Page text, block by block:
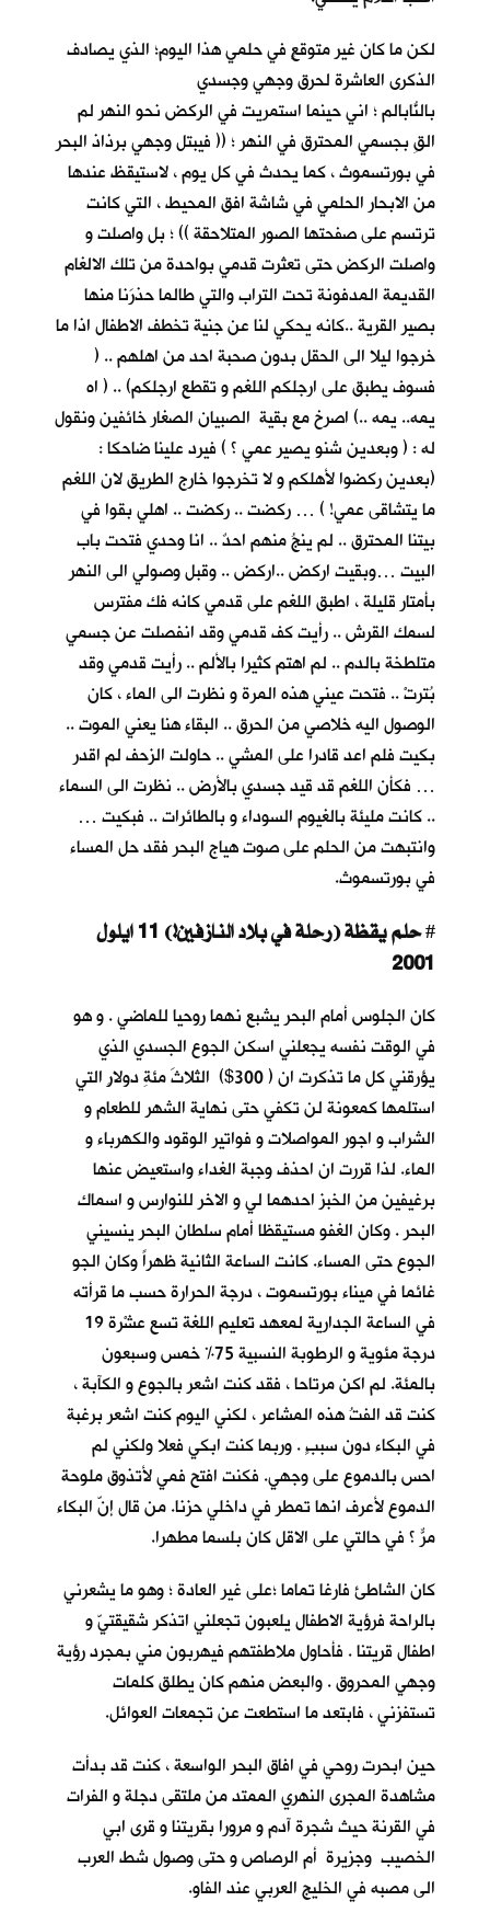
لكن ما كان غير متوقعٍ في حلمي هذا اليوم؛ الذي يصادف
الذكرى العاشرة لحرق وجهي وجسدي
بالنّابالم ؛ اني حينما استمريتُ في الركض نحو النهر لم
القِ بجسمي المحترق في النهر ؛ (( فيبتل وجهي برذاذ البحر
في بورتسموث ، كما يحدث في كل يوم ، لاستيقظ عندها
من الابحار الحلمي في شاشة افق المحيط ، التي كانت
ترتسم على صفحتها الصور المتلاحقة )) ؛ بل واصلت و
واصلت الركض حتى تعثرت قدمي بواحدة من تلك الالغام
القديمة المدفونة تحت التراب والتي طالما حذرَنا منها
بصير القرية ..كانه يحكي لنا عن جنية تخطف الاطفال اذا ما
خرجوا ليلا الى الحقل بدون صحبة احد من اهلهم .. (
فسوف يطبق على ارجلكم اللغم و تقطع ارجلكم) .. ( اه
يمه.. يمه ..) اصرخ مع بقية الصبيان الصغار خائفين ونقول
له : ( وبعدين شنو يصير عمي ؟ ) فيرد علينا ضاحكا :
(بعدين ركضوا لأهلكم و لا تخرجوا خارج الطريق لان اللغم
ما يتشاقى عمي! ) … ركضت .. ركضت .. اهلي بقوا في
بيتنا المحترق .. لم ينجُ منهم احدٌ .. انا وحدي فتحت باب
البيت …وبقيت اركض ..اركض .. وقبل وصولي الى النهر
بأمتار قليلة ، اطبق اللغم على قدمي كانه فك مفترس
لسمك القرش .. رأيت كف قدمي وقد انفصلت عن جسمي
متلطخة بالدم .. لم اهتم كثيرا بالألم .. رأيت قدمي وقد
بُترتْ .. فتحت عيني هذه المرة و نظرت الى الماء ، كان
الوصول اليه خلاصي من الحرق .. البقاء هنا يعني الموت ..
بكيت فلم اعد قادرا على المشي .. حاولت الزحف لم اقدر
… فكأن اللغم قد قيد جسدي بالأرض .. نظرت الى السماء
.. كانت مليئة بالغيوم السوداء و بالطائرات .. فبكيت …
وانتبهت من الحلم على صوت هياج البحر فقد حل المساء
في بورتسموث.
# حلم يقظة (رحلة في بلاد النازفين!) 11 ايلول
2001
كان الجلوس أمام البحر يشبع نهما روحيا للماضي . و هو
في الوقت نفسه يجعلني اسكن الجوع الجسدي الذي
يؤرقني كل ما تذكرت ان ( 300$) الثلاثَ مئةِ دولارٍ التي
استلمها كمعونة لن تكفي حتى نهاية الشهر للطعام و
الشراب و اجور المواصلات و فواتير الوقود والكهرباء و
الماء. لذا قررت ان احذف وجبة الغداء واستعيض عنها
برغيفين من الخبز احدهما لي و الاخر للنوارس و اسماك
البحر . وكان الغفو مستيقظا أمام سلطان البحر ينسيني
الجوع حتى المساء. كانت الساعة الثانية ظهراً وكان الجو
غائما في ميناء بورتسموت ، درجة الحرارة حسب ما قرأته
في الساعة الجدارية لمعهد تعليم اللغة تسع عشْرة 19
درجة مئوية و الرطوبة النسبية 75% خمس وسبعون
بالمئة. لم اكن مرتاحا ، فقد كنت اشعر بالجوع و الكآبة ،
كنت قد الفتُ هذه المشاعر ، لكني اليوم كنت اشعر برغبة
في البكاء دون سببٍ . وربما كنت ابكي فعلا ولكني لم
احس بالدموع على وجهي. فكنت افتح فمي لأتذوق ملوحة
الدموع لأعرف انها تمطر في داخلي حزنا. من قال إنّ البكاء
مرٌّ ؟ في حالتي على الاقل كان بلسما مطهرا.
كان الشاطئ فارغا تماما ؛على غير العادة ؛ وهو ما يشعرني
بالراحة فرؤية الاطفال يلعبون تجعلني اتذكر شقيقتيّ و
اطفال قريتنا . فأحاول ملاطفتهم فيهربون مني بمجرد رؤية
وجهي المحروق . والبعض منهم كان يطلق كلمات
تستفزني ، فابتعد ما استطعت عن تجمعات العوائل.
حين ابحرت روحي في افاق البحر الواسعة ، كنت قد بدأت
مشاهدة المجرى النهري الممتد من ملتقى دجلة و الفرات
في القرنة حيث شجرة آدم و مرورا بقريتنا و قرى ابي
الخصيب وجزيرة أم الرصاص و حتى وصول شط العرب
الى مصبه في الخليج العربي عند الفاو.